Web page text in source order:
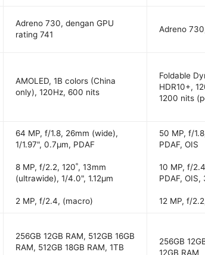
Adreno 730, dengan GPU
rating 741
Adreno
AMOLED, 1B colors (China
only), 120Hz, 600 nits
Foldable
HDR10+,
1200 nits
64 MP, f/1.8, 26mm (wide),
1/1.97", 0.7µm, PDAF
8 MP, f/2.2, 120˚, 13mm
(ultrawide), 1/4.0", 1.12µm
2 MP, f/2.4, (macro)
50 MP, f/
PDAF, OIS
10 MP, f/
PDAF,
12 MP, f/
256GB 12GB RAM, 512GB 16GB
RAM, 512GB 18GB RAM, 1TB
256GB
12GB RAM